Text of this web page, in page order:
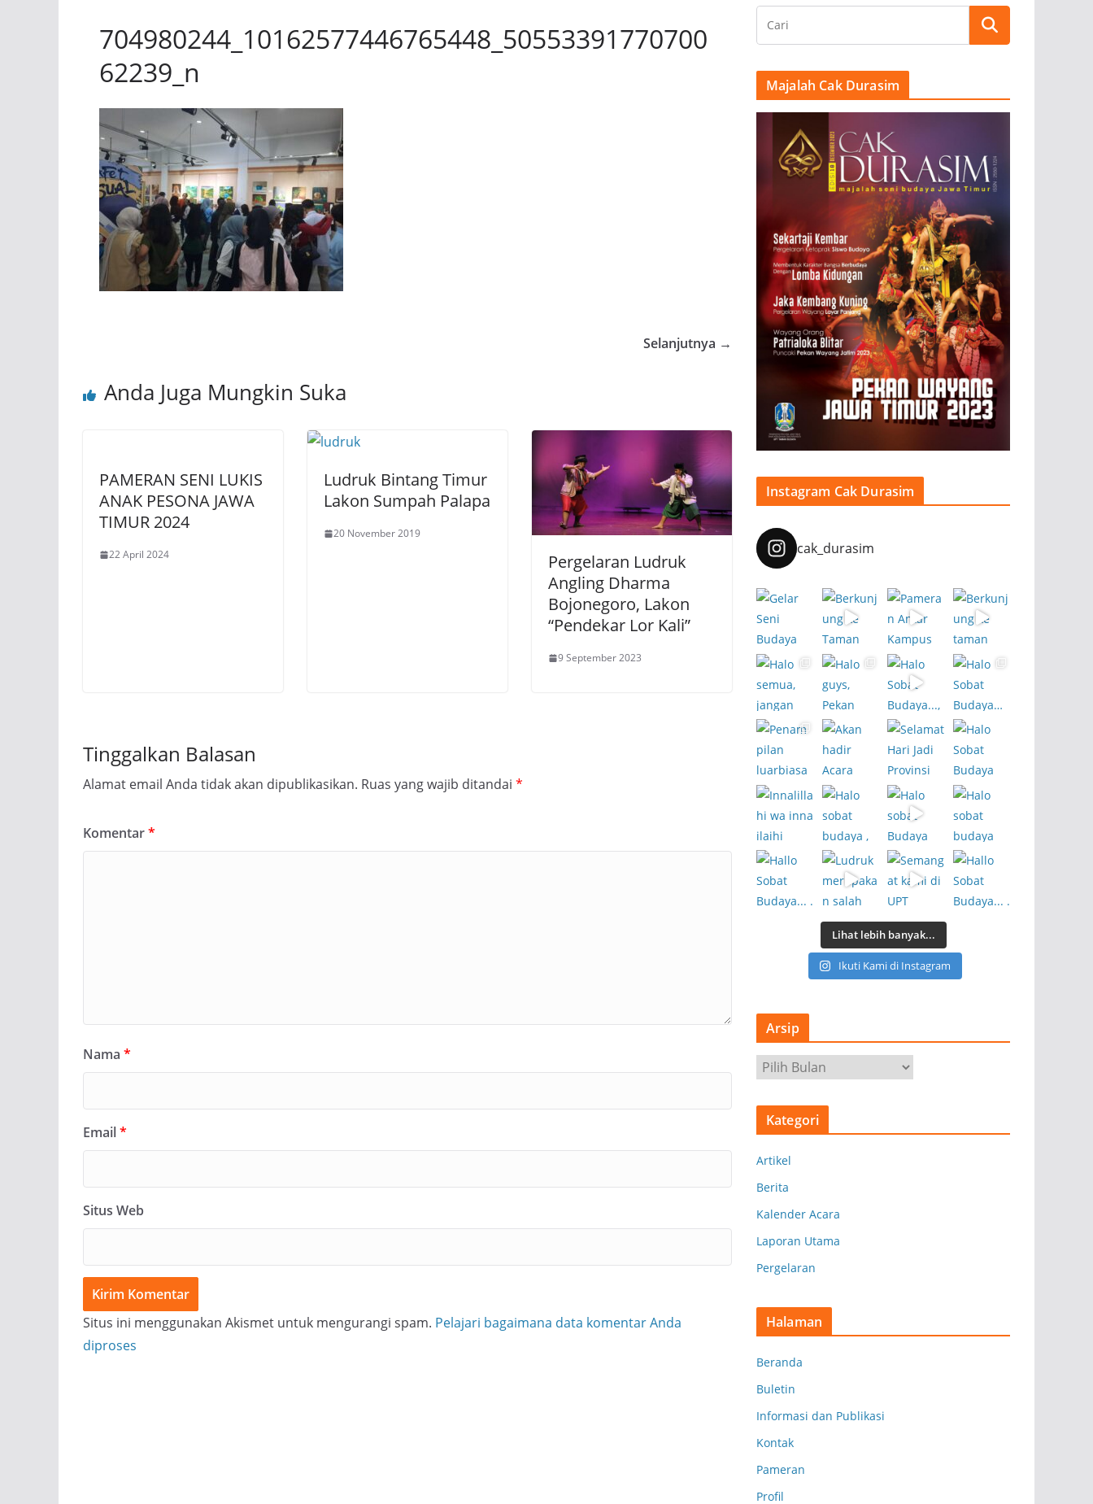
704980244_10162577446765448_50553391770700
62239_n
Selanjutnya →
Anda Juga Mungkin Suka
PAMERAN SENI LUKIS
ANAK PESONA JAWA
TIMUR 2024
22 April 2024
Ludruk Bintang Timur
Lakon Sumpah Palapa
20 November 2019
Pergelaran Ludruk
Angling Dharma
Bojonegoro, Lakon
“Pendekar Lor Kali”
9 September 2023
Tinggalkan Balasan
Alamat email Anda tidak akan dipublikasikan. Ruas yang wajib ditandai *
Komentar*
Nama *
Email*
Situs Web
Situs ini menggunakan Akismet untuk mengurangi spam. Pelajari bagaimana data komentar Anda
diproses
Majalah Cak Durasim
Instagram Cak Durasim
cak_durasim
Lihat lebih banyak...
Ikuti Kami di Instagram
Arsip
r
s
Kategori
Artikel
Berita
Kalender Acara
Laporan Utama
Pergelaran
Halaman
Beranda
Buletin
Informasi dan Publikasi
Kontak
Pameran
Profil